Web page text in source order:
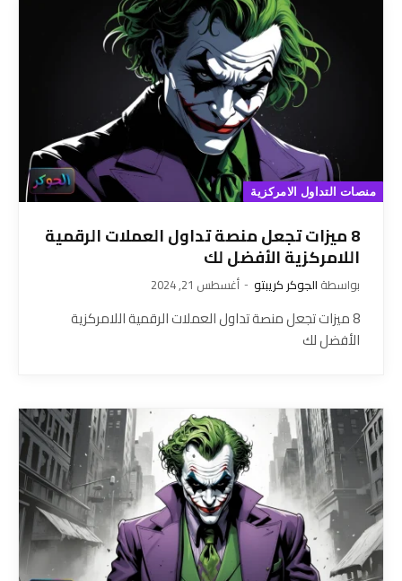
منصات التداول الامركزية
8 ميزات تجعل منصة تداول العملات الرقمية
اللامركزية الأفضل لك
بواسطة الجوكر كريبتو أغسطس 21, 2024
8 ميزات تجعل منصة تداول العملات الرقمية اللامركزية
الأفضل لك